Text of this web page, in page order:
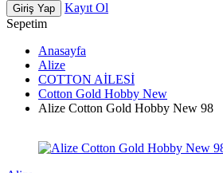
Giriş Yap
Kayıt Ol
Sepetim
Anasayfa
Alize
COTTON AİLESİ
Cotton Gold Hobby New
Alize Cotton Gold Hobby New 98